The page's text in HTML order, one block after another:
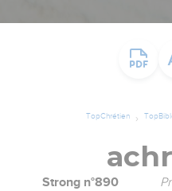
TopChrétien
Strong n°890